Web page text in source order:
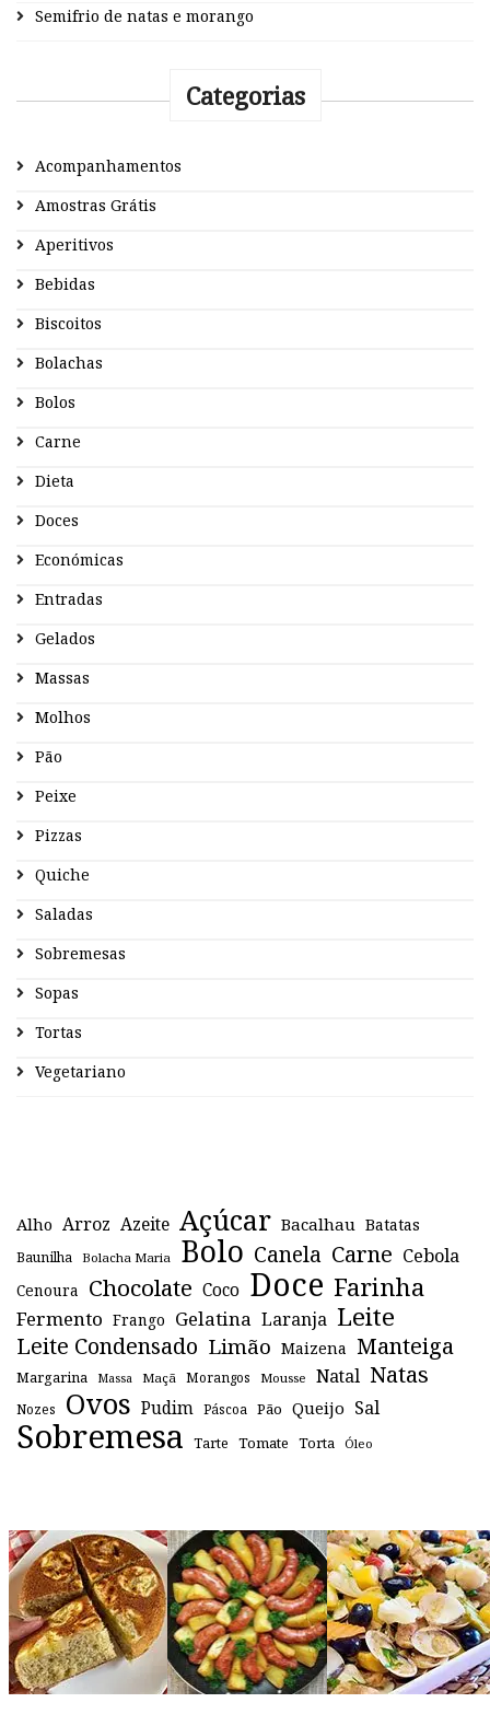
Semifrio de natas e morango
Categorias
Acompanhamentos
Amostras Grátis
Aperitivos
Bebidas
Biscoitos
Bolachas
Bolos
Carne
Dieta
Doces
Económicas
Entradas
Gelados
Massas
Molhos
Pão
Peixe
Pizzas
Quiche
Saladas
Sobremesas
Sopas
Tortas
Vegetariano
Alho Arroz Azeite Açúcar Bacalhau Batatas
Baunilha Bolacha Maria Bolo Canela Carne Cebola
Cenoura Chocolate Coco Doce Farinha
Fermento Frango Gelatina Laranja Leite
Leite Condensado Limão Maizena Manteiga
Margarina Massa Maçã Morangos Mousse Natal Natas
Nozes Ovos Pudim Páscoa Pão Queijo Sal
Sobremesa Tarte Tomate Torta Óleo